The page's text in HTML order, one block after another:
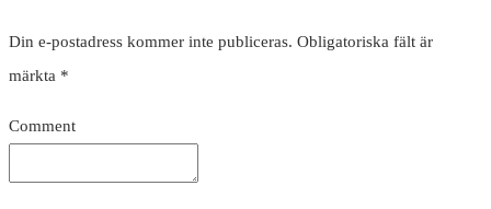
Din e-postadress kommer inte publiceras. Obligatoriska fält är
märkta *
Comment